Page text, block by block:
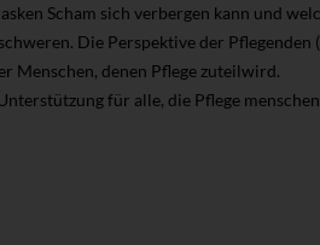
Scham sich verbergen kann und
Die Perspektive der
Menschen, denen Pflege zuteilwird.
für alle, die Pflege